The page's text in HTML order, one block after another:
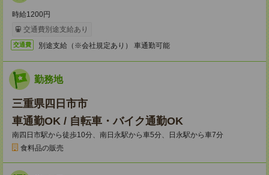
時給1200円
交通費別途支給あり
交通費 別途支給（※会社規定あり） 車通勤可能
勤務地
三重県四日市市
車通勤OK / 自転車・バイク通勤OK
南四日市駅から徒歩10分、南日永駅から車5分、日永駅から車7分
食料品の販売